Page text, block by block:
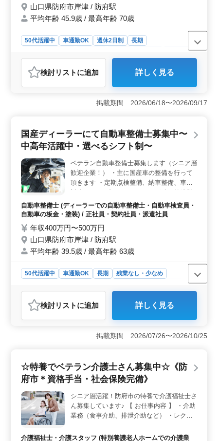
山口県防府市岸津 / 防府駅
平均年齢 45.9歳 / 最高年齢 70歳
50代活躍中 車通勤OK 週休2日制
長期
派遣社員
自動車整備士
おすすめポイント
＜中高年の活躍の場＞ 40代、50代の方も多数活躍中で
す。経験豊富な方々と共に、安定した環境で長く働ける
チャンスです。自動車整備の経験を活かして、新しい職
制や残業が少なめなど、働きやすい環境が整っていま
す。年間休日114日と休暇も充実しており、メリハリを持
400万円〜500万円と、安定した収入が期待できます。さ
らに、通勤手当や賞与も支給され、福利厚生も充実して
います。経験とスキルを評価され、働きがいを感じられ
る環境です。
検討リスト に追加 詳しく見る
掲載期間 2026/06/18〜2026/09/17
国産ディーラーにて自動車整備士募集中〜
中高年活躍中・選べるシフト制〜
ベテラン自動車整備士募集します（シニア層
歓迎企業！） ・主に国産車の整備を行って
頂きます ・定期点検整備、納車整備、車検
務全般 ・部品の交換・取り付け・補修 自動
車整備士経験者募集中、特に検査員資格保有
きませんか？ 皆様のご応募お待ちしており
ます。
自動車整備士 (ディーラーでの自動車整備士・自動車検査員・
自動車の板金・塗装) / 正社員・契約社員・派遣社員
年収400万円〜500万円
山口県防府市岸津 / 防府駅
平均年齢 39.5歳 / 最高年齢 63歳
50代活躍中 車通勤OK 長期
残業なし・少なめ
おすすめポイント
＜技術力と経験＞ 自動車整備士としての経験が豊富な
方に最適な求人です。国産車の整備、定期点検、納車整
格をお持ちの方は尚歓迎です。10年以上の経験を活か
躍できる職場環境が整っています。シフト制度が選べ、
残業が少なめなため、ライフワークバランスを重視した
働き方が可能です。50代の経験豊富な方も歓迎され、キ
ャリアを積んでいただけます。 ＜給与と福利厚生
＞ 年収400万円から500万円という魅力的な給与水準で
す。通勤手当は全額支給され、賞与は年2回支給されま
す。雇用・労災・健康・厚生に関する充実した福利厚生
検討リスト に追加 詳しく見る
掲載期間 2026/07/26〜2026/10/25
☆特養でベテラン介護士さん募集中☆《防
府市＊資格手当・社会保険完備》
シニア層活躍！防府市の特養で介護福祉士さ
ん募集しています♪ 【 お仕事内容 】 ・介助
業務（食事介助、排泄介助など） ・レクリ
・書類作成、書類整理 ・サービス利用者の
介護福祉士・介護スタッフ (特別養護老人ホームでの介護業